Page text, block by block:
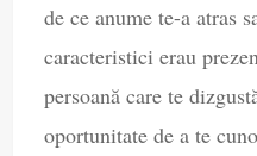
de ce anume te-a atras
caracteristici erau
persoană care te
oportunitate de a te